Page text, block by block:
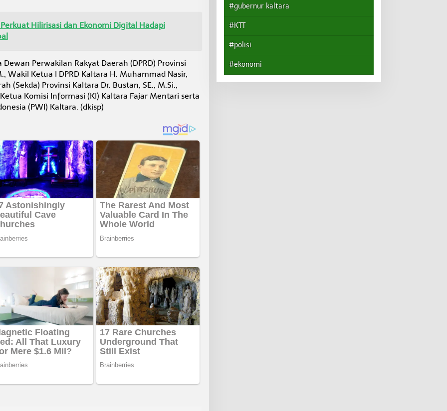
Hilirisasi dan Ekonomi Digital Hadapi
Perwakilan Rakyat Daerah (DPRD) Provinsi
Wakil Ketua I DPRD Kaltara H. Muhammad Nasir,
(Sekda) Provinsi Kaltara Dr. Bustan, SE., M.Si.,
Komisi Informasi (KI) Kaltara Fajar Mentari serta
(PWI) Kaltara. (dkisp)
#gubernur kaltara
#KTT
#polisi
#ekonomi